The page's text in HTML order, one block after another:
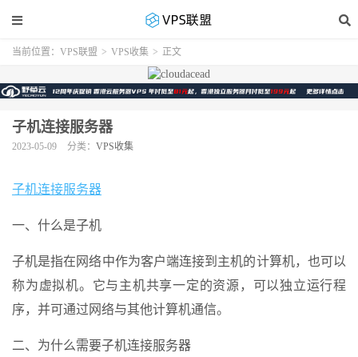
当前位置： VPS联盟 > VPS收集 > 正文
子机连接服务器
2023-05-09 分类： VPS收集
子机连接服务器
一、什么是子机
子机是指在网络中作为客户端连接到主机的计算机，也可以
称为虚拟机。它与主机共享一定的资源，可以独立运行程
序，并可通过网络与其他计算机通信。
二、为什么需要子机连接服务器